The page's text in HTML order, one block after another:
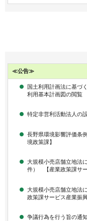
≪公告≫
国土利用計画法に基づ
利用基本計画図の閲覧
特定非営利活動法人の
長野県環境影響評価条
境政策課】
大規模小売店舗立地法
件） 【産業政策課サー
大規模小売店舗立地法
政策課サービス産業振興
争議行為を行う旨の通